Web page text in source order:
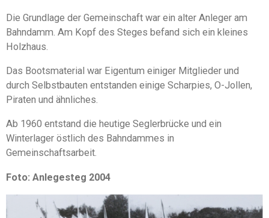
Die Grundlage der Gemeinschaft war ein alter Anleger am
Bahndamm. Am Kopf des Steges befand sich ein kleines
Holzhaus.
Das Bootsmaterial war Eigentum einiger Mitglieder und
durch Selbstbauten entstanden einige Scharpies, O-Jollen,
Piraten und ähnliches.
Ab 1960 entstand die heutige Seglerbrücke und ein
Winterlager östlich des Bahndammes in
Gemeinschaftsarbeit.
Foto: Anlegesteg 2004